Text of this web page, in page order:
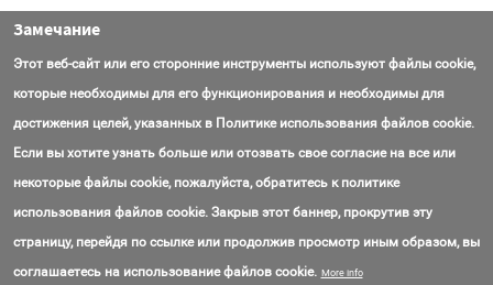
Контакты Вопросы Об AmasEnergy Соглашение об использовании
Замечание
Этот веб-сайт или его сторонние инструменты используют файлы cookie,
которые необходимы для его функционирования и необходимы для
достижения целей, указанных в Политике использования файлов cookie.
Если вы хотите узнать больше или отозвать свое согласие на все или
некоторые файлы cookie, пожалуйста, обратитесь к политике
использования файлов cookie. Закрыв этот баннер, прокрутив эту
страницу, перейдя по ссылке или продолжив просмотр иным образом, вы
соглашаетесь на использование файлов cookie. More info